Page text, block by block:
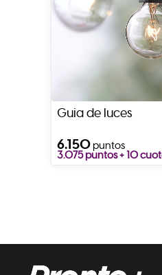
Guia de luces
6.150puntos
3.075 puntos + 10